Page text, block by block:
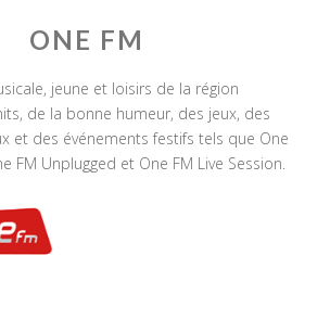
ONE FM
jeune et loisirs de la région
de la bonne humeur, des jeux, des
et des événements festifs tels que One
FM Unplugged et One FM Live Session.